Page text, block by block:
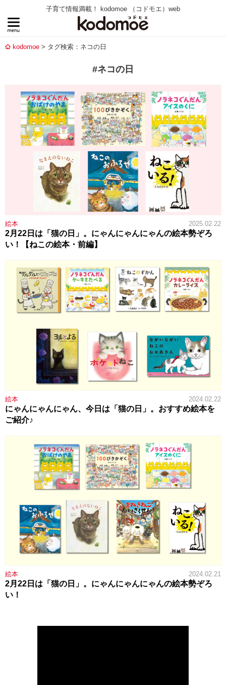
子育て情報満載！ kodomoe （コドモエ）web
kodomoe タグ検索：ネコの日
#ネコの日
絵本 2025.02.22
2月22日は「猫の日」。にゃんにゃんにゃんの絵本勢ぞろ
い！【ねこの絵本・前編】
絵本 2024.02.22
にゃんにゃんにゃん、今日は「猫の日」。おすすめ絵本を
ご紹介♪
絵本 2024.02.21
2月22日は「猫の日」。にゃんにゃんにゃんの絵本勢ぞろ
い！